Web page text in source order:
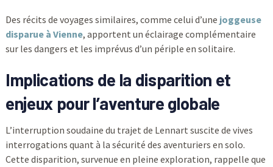
Des récits de voyages similaires, comme celui d’une joggeuse
disparue à Vienne, apportent un éclairage complémentaire
sur les dangers et les imprévus d’un périple en solitaire.
Implications de la disparition et
enjeux pour l’aventure globale
L’interruption soudaine du trajet de Lennart suscite de vives
interrogations quant à la sécurité des aventuriers en solo.
Cette disparition, survenue en pleine exploration, rappelle que